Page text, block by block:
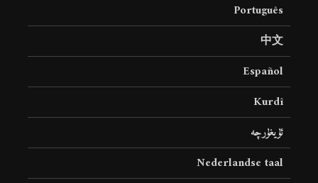
Português
中文
Español
Kurdî
ئۇيغۇرچە
Nederlandse taal